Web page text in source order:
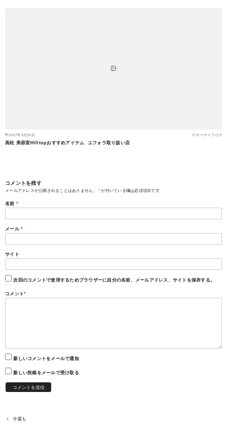
2017年3月24日 オーナーブログ
高松 美容室Hilltopおすすめアイテム ユフォラ取り扱い店
コメントを残す
メールアドレスが公開されることはありません。 * が付いている欄は必須項目です
名前 *
メール *
サイト
次回のコメントで使用するためブラウザーに自分の名前、メールアドレス、サイトを保存する。
コメント*
新しいコメントをメールで通知
新しい投稿をメールで受け取る
今週も